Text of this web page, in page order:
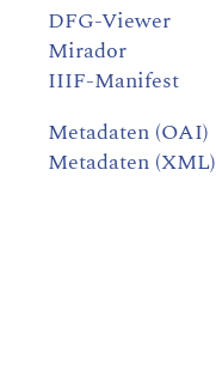
DFG-Viewer
Mirador
IIIF-Manifest
Metadaten (OAI)
Metadaten (XML)